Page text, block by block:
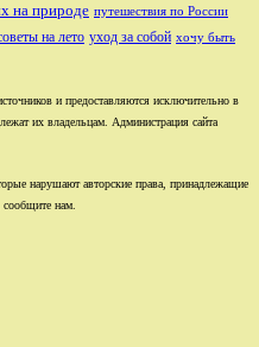
на природе путешествия по России
на лето уход за собой хочу быть
и предоставляются исключительно в
их владельцам. Администрация сайта
нарушают авторские права, принадлежащие
нам.